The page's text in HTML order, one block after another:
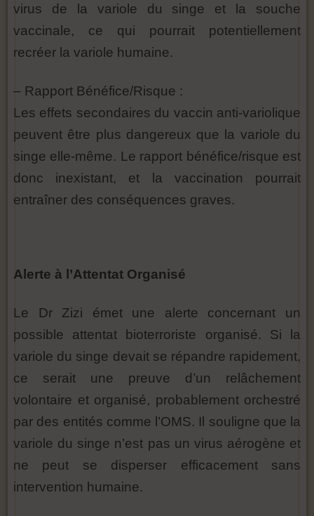
virus de la variole du singe et la souche
vaccinale, ce qui pourrait potentiellement
recréer la variole humaine.
– Rapport Bénéfice/Risque :
Les effets secondaires du vaccin anti-variolique
peuvent être plus dangereux que la variole du
singe elle-même. Le rapport bénéfice/risque est
donc inexistant, et la vaccination pourrait
entraîner des conséquences graves.
Alerte à l’Attentat Organisé
Le Dr Zizi émet une alerte concernant un
possible attentat bioterroriste organisé. Si la
variole du singe devait se répandre rapidement,
ce serait une preuve d’un relâchement
volontaire et organisé, probablement orchestré
par des entités comme l’OMS. Il souligne que la
variole du singe n’est pas un virus aérogène et
ne peut se disperser efficacement sans
intervention humaine.